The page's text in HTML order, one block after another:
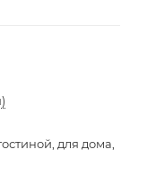
для дома,